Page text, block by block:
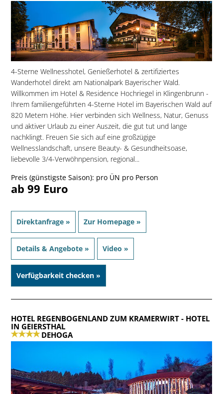
4-Sterne Wellnesshotel, Genießerhotel & zertifiziertes
Wanderhotel direkt am Nationalpark Bayerischer Wald.
Willkommen im Hotel & Residence Hochriegel in Klingenbrunn -
Ihrem familiengeführten 4-Sterne Hotel im Bayerischen Wald auf
820 Metern Höhe. Hier verbinden sich Wellness, Natur, Genuss
und aktiver Urlaub zu einer Auszeit, die gut tut und lange
nachklingt. Freuen Sie sich auf eine großzügige
Wellnesslandschaft, unsere Beauty- & Gesundheitsoase,
liebevolle 3/4-Verwöhnpension, regional...
Preis (günstigste Saison): pro ÜN pro Person
ab 99 Euro
Direktanfrage » Zur Homepage »
Details & Angebote » Video »
Verfügbarkeit checken »
HOTEL REGENBOGENLAND ZUM KRAMERWIRT- HOTEL
IN GEIERSTHAL
DEHOGA